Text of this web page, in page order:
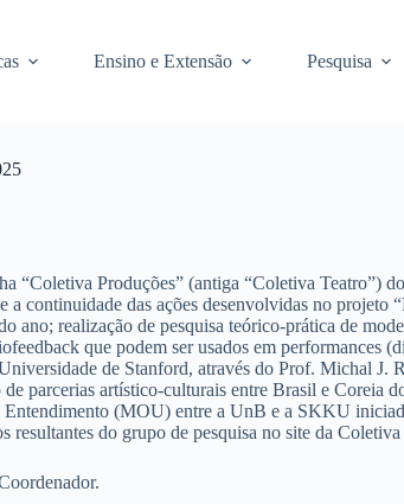
Ensino e Extensão Pesquisa
Produções” (antiga “Coletiva Teatro”)
continuidade das ações desenvolvidas no projeto
ano; realização de pesquisa teórico-prática de
que podem ser usados em performances
de Stanford, através do Prof. Michal J.
artístico-culturais entre Brasil e Coreia
(MOU) entre a UnB e a SKKU
do grupo de pesquisa no site da